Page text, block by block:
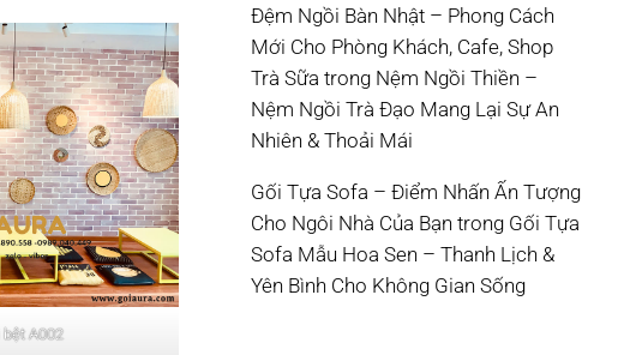
A002
Đệm Ngồi Bàn Nhật – Phong Cách
Mới Cho Phòng Khách, Cafe, Shop
Trà Sữa trong Nệm Ngồi Thiền –
Nệm Ngồi Trà Đạo Mang Lại Sự An
Nhiên & Thoải Mái
Gối Tựa Sofa – Điểm Nhấn Ấn Tượng
Cho Ngôi Nhà Của Bạn trong Gối Tựa
Sofa Mẫu Hoa Sen – Thanh Lịch &
Yên Bình Cho Không Gian Sống